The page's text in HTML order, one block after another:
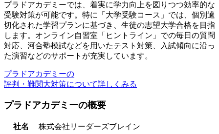
プラドアカデミーでは、着実に学力向上を図りつつ効率的な
受験対策が可能です。特に「大学受験コース」では、個別適
切化された学習プランに基づき、生徒の志望大学合格を目指
します。オンライン自習室「ヒントライン」での毎日の質問
対応、河合塾模試などを用いたテスト対策、入試傾向に沿っ
た演習などのサポートが充実しています。
プラドアカデミーの
評判・難関大対策について詳しくみる
プラドアカデミーの概要
社名
株式会社リーダーズブレイン